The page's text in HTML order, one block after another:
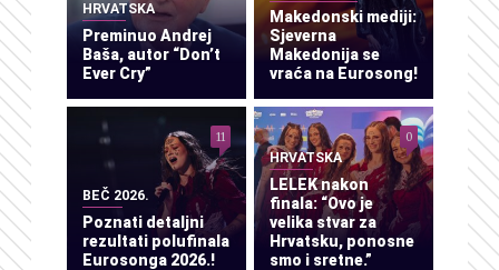
HRVATSKA
Preminuo Andrej
Baša, autor “Don’t
Ever Cry”
Makedonski mediji:
Sjeverna
Makedonija se
vraća na Eurosong!
BEČ 2026.
Poznati detaljni
rezultati polufinala
Eurosonga 2026.!
11
HRVATSKA
LELEK nakon
finala: “Ovo je
velika stvar za
Hrvatsku, ponosne
smo i sretne.”
0